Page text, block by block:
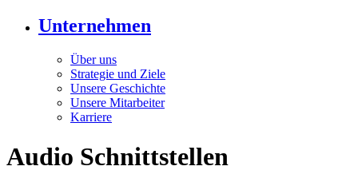
Unternehmen
Über uns
Strategie und Ziele
Unsere Geschichte
Unsere Mitarbeiter
Karriere
Audio Schnittstellen